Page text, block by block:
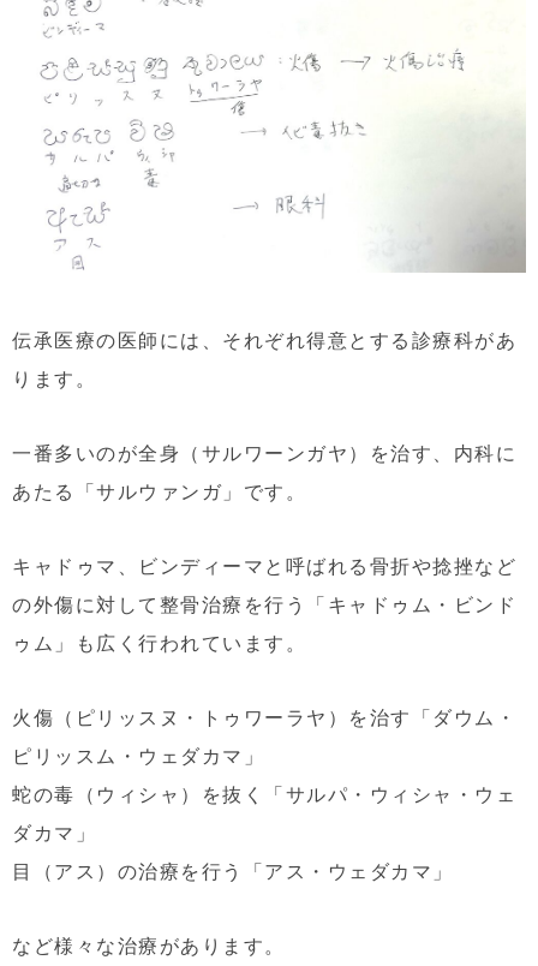
伝承医療の医師には、それぞれ得意とする診療科があ
ります。
一番多いのが全身（サルワーンガヤ）を治す、内科に
あたる「サルウァンガ」です。
キャドゥマ、ビンディーマと呼ばれる骨折や捻挫など
の外傷に対して整骨治療を行う「キャドゥム・ビンド
ゥム」も広く行われています。
火傷（ピリッスヌ・トゥワーラヤ）を治す「ダウム・
ピリッスム・ウェダカマ」
蛇の毒（ウィシャ）を抜く「サルパ・ウィシャ・ウェ
ダカマ」
目（アス）の治療を行う「アス・ウェダカマ」
など様々な治療があります。